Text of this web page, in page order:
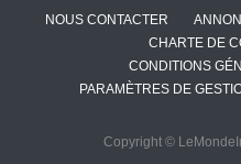
NOUS CONTACTER
CHARTE DE
CONDITIONS
PARAMÈTRES DE
Copyright ©